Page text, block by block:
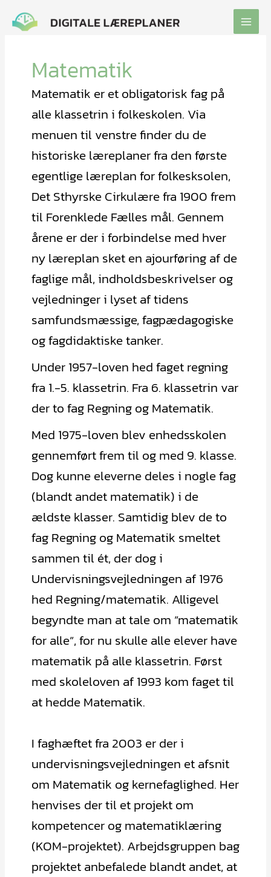
Matematik
Matematik er et obligatorisk fag på
alle klassetrin i folkeskolen. Via
menuen til venstre finder du de
historiske læreplaner fra den første
egentlige læreplan for folkesksolen,
Det Sthyrske Cirkulære fra 1900 frem
til Forenklede Fælles mål. Gennem
årene er der i forbindelse med hver
ny læreplan sket en ajourføring af de
faglige mål, indholdsbeskrivelser og
vejledninger i lyset af tidens
samfundsmæssige, fagpædagogiske
og fagdidaktiske tanker.
Under 1957-loven hed faget regning
fra 1.-5. klassetrin. Fra 6. klassetrin var
der to fag Regning og Matematik.
Med 1975-loven blev enhedsskolen
gennemført frem til og med 9. klasse.
Dog kunne eleverne deles i nogle fag
(blandt andet matematik) i de
ældste klasser. Samtidig blev de to
fag Regning og Matematik smeltet
sammen til ét, der dog i
Undervisningsvejledningen af 1976
hed Regning/matematik. Alligevel
begyndte man at tale om ”matematik
for alle”, for nu skulle alle elever have
matematik på alle klassetrin. Først
med skoleloven af 1993 kom faget til
at hedde Matematik.
I faghæftet fra 2003 er der i
undervisningsvejledningen et afsnit
om Matematik og kernefaglighed. Her
henvises der til et projekt om
kompetencer og matematiklæring
(KOM-projektet). Arbejdsgruppen bag
projektet anbefalede blandt andet, at